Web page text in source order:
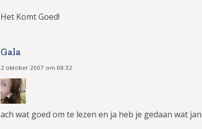
Het Komt Goed!
Gala
2 oktober 2007 om 08:32
ach wat goed om te lezen en ja heb je gedaan wat